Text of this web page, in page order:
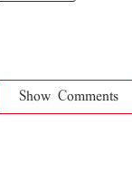
Show Comments